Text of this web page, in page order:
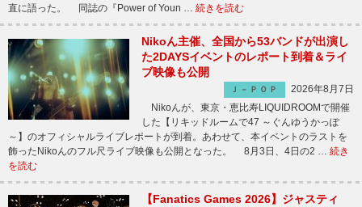
直に語った。 同誌の『Power of Youn … 続きを読む
Nikoん主催、全国から53バンドが出演し
た2DAYSイベントのレポート到着＆ライ
ブ映像も公開
Ｊ－ＰＯＰ
2026年8月7日
Nikoんが、東京・恵比寿LIQUIDROOMで開催
した【リキッドルームで47 ～ぐんゆうかっぽ
～】のオフィシャルライブレポートが到着。あわせて、本イベントのラストを
飾ったNikoんのフル尺ライブ映像も公開となった。 8月3日、4日の2 … 続き
を読む
【Fanatics Games 2026】ジャスティ